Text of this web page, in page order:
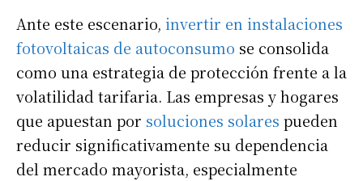
Ante este escenario, invertir en instalaciones
fotovoltaicas de autoconsumo se consolida
como una estrategia de protección frente a la
volatilidad tarifaria. Las empresas y hogares
que apuestan por soluciones solares pueden
reducir significativamente su dependencia
del mercado mayorista, especialmente